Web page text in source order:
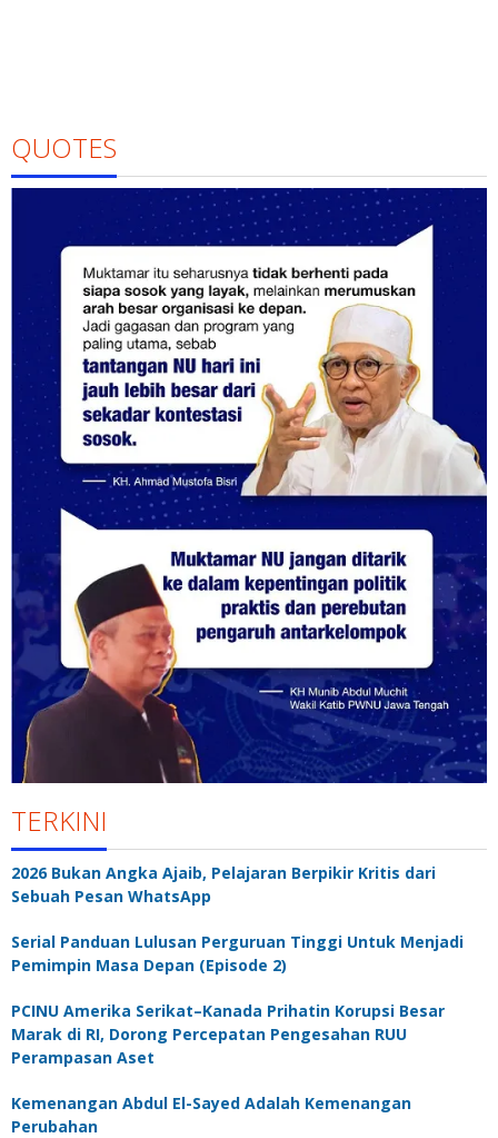
QUOTES
TERKINI
2026 Bukan Angka Ajaib, Pelajaran Berpikir Kritis dari
Sebuah Pesan WhatsApp
Serial Panduan Lulusan Perguruan Tinggi Untuk Menjadi
Pemimpin Masa Depan (Episode 2)
PCINU Amerika Serikat–Kanada Prihatin Korupsi Besar
Marak di RI, Dorong Percepatan Pengesahan RUU
Perampasan Aset
Kemenangan Abdul El-Sayed Adalah Kemenangan
Perubahan